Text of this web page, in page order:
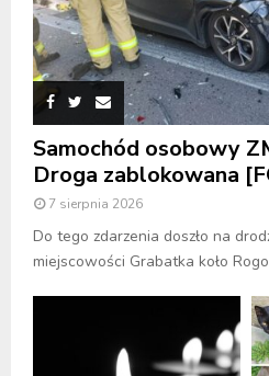
Samochód osobowy
Droga zablokowana
7 sierpnia 2026
Do tego zdarzenia doszło na
miejscowości Grabatka koło